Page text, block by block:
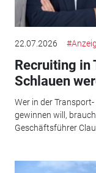
22.07.2026
Recruiting in
Schlauen
Wer in der
gewinnen will,
Geschäftsführer